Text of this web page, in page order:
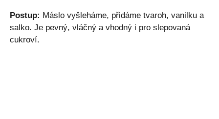
Postup: Máslo vyšleháme, přidáme tvaroh, vanilku a
salko. Je pevný, vláčný a vhodný i pro slepovaná
cukroví.